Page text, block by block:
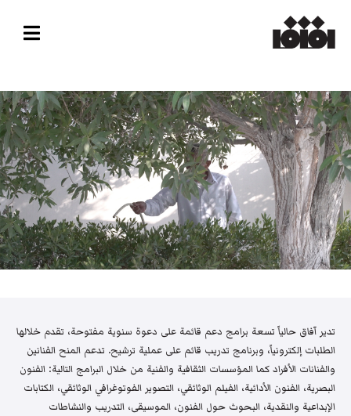
تدير آفاق حالياً تسعة برامج دعم قائمة على دعوة سنوية مفتوحة، تقدم خلالها
الطلبات إلكترونياً، وبرنامج تدريب قائم على عملية ترشيح. تدعم المنح الفنانين
والفنانات الأفراد كما المؤسسات الثقافية والفنية من خلال البرامج التالية: الفنون
البصرية، الفنون الأدائية، الفيلم الوثائقي، التصوير الفوتوغرافي الوثائقي، الكتابات
الإبداعية والنقدية، البحوث حول الفنون، الموسيقى، التدريب والنشاطات